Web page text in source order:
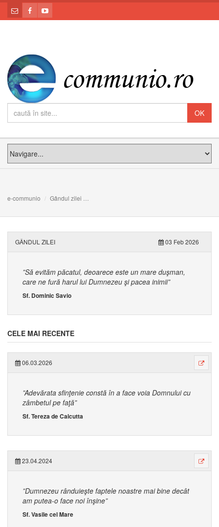
e-communio Gândul zilei
GÂNDUL ZILEI 03 Feb 2026
”Să evităm păcatul, deoarece este un mare duşman,
care ne fură harul lui Dumnezeu şi pacea inimii”
Sf. Dominic Savio
CELE MAI RECENTE
06.03.2026
”Adevărata sfinţenie constă în a face voia Domnului cu
zâmbetul pe faţă”
Sf. Tereza de Calcutta
23.04.2024
”Dumnezeu rânduieşte faptele noastre mai bine decât
am putea-o face noi înşine”
Sf. Vasile cel Mare